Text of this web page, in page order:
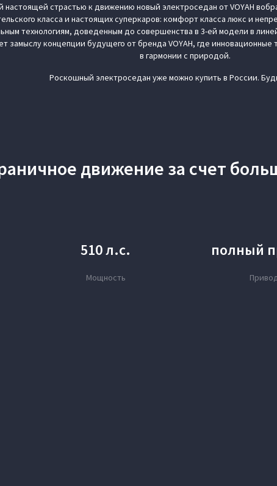
настоящей страстью к движению новый электроседан от VOYAH
класса и настоящих суперкаров: комфорт класса люкс и
технологиям, доведенным до совершенства в 3-ей модели в
замыслу концепции будущего от бренда VOYAH, где
в гармонии с природой.
Роскошный электроседан уже можно купить в России.
движение за счет
510 л.с.
Мощность
полный